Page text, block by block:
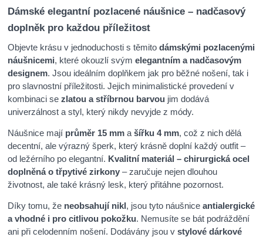
Dámské elegantní pozlacené náušnice – nadčasový
doplněk pro každou příležitost
Objevte krásu v jednoduchosti s těmitodámskými pozlacenými
náušnicemi, které okouzlí svýmelegantním a nadčasovým
designem. Jsou ideálním doplňkem jak pro běžné nošení, tak i
pro slavnostní příležitosti. Jejich minimalistické provedení v
kombinaci sezlatou a stříbrnou barvou jim dodává
univerzálnost a styl, který nikdy nevyjde z módy.
Náušnice mají průměr 15 mm ašířku 4 mm, což z nich dělá
decentní, ale výrazný šperk, který krásně doplní každý outfit –
od ležérního po elegantní. Kvalitní materiál – chirurgická ocel
doplněná o třpytivé zirkony – zaručuje nejen dlouhou
životnost, ale také krásný lesk, který přitáhne pozornost.
Díky tomu, že neobsahují nikl, jsou tyto náušniceantialergické
a vhodné i pro citlivou pokožku. Nemusíte se bát podráždění
ani při celodenním nošení. Dodávány jsou vstylové dárkové